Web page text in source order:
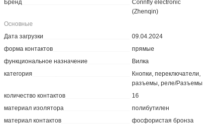
Бренд
Connfly electronic
(Zhenqin)
Основные
Дата загрузки
09.04.2024
форма контактов
прямые
функциональное назначение
Вилка
категория
Кнопки, переключатели,
разъемы, реле/Разъемы
количество контактов
16
материал изолятора
полибутилен
материал контактов
фосфористая бронза